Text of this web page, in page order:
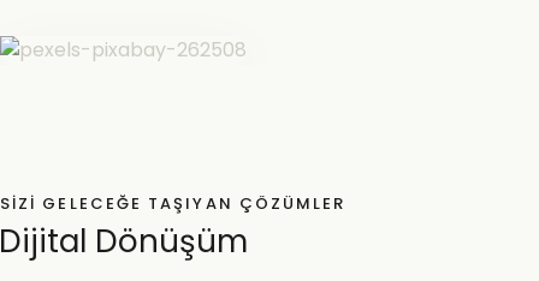
SIZI GELECEĞE TAŞIYAN ÇÖZÜMLER
Dijital Dönüşüm